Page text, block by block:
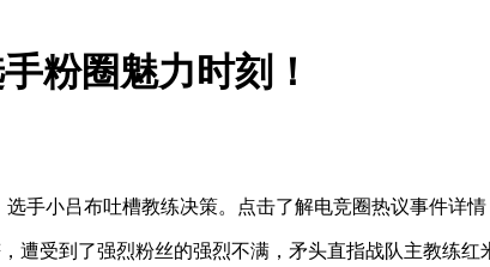
粉圈魅力时刻！
手小吕布吐槽教练决策。点击了解电竞圈热议事件详情
遭受到了强烈粉丝的强烈不满，矛头直指战队主教练红